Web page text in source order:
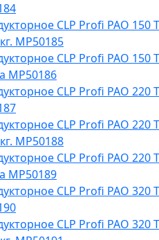
CLP Profi PAO 150
МР50185
CLP Profi PAO 150
МР50186
CLP Profi PAO 220
CLP Profi PAO 220
МР50188
CLP Profi PAO 220
МР50189
CLP Profi PAO 320
CLP Profi PAO 320